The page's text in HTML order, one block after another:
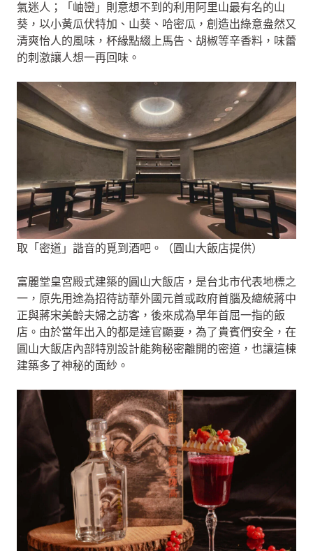
氣迷人；「岫巒」則意想不到的利用阿里山最有名的山
葵，以小黃瓜伏特加、山葵、哈密瓜，創造出綠意盎然又
清爽怡人的風味，杯緣點綴上馬告、胡椒等辛香料，味蕾
的刺激讓人想一再回味。
取「密道」諧音的覓到酒吧。（圓山大飯店提供）
富麗堂皇宮殿式建築的圓山大飯店，是台北市代表地標之
一，原先用途為招待訪華外國元首或政府首腦及總統蔣中
正與蔣宋美齡夫婦之訪客，後來成為早年首屈一指的飯
店。由於當年出入的都是達官顯要，為了貴賓們安全，在
圓山大飯店內部特別設計能夠秘密離開的密道，也讓這棟
建築多了神秘的面紗。